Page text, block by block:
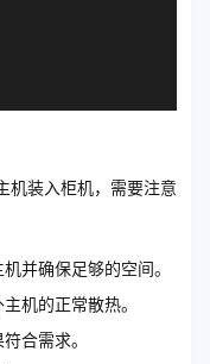
机装入柜机，需要注意
并确保足够的空间。
机的正常散热。
合需求。